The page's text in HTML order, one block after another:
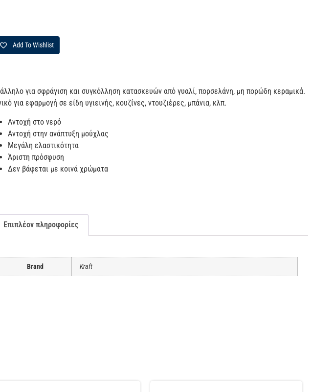
Add To Wishlist
για σφράγιση και συγκόλληση κατασκευών από γυαλί, πορσελάνη, μη πορώδη κεραμικά.
για εφαρμογή σε είδη υγιεινής, κουζίνες, ντουζιέρες, μπάνια, κλπ.
Αντοχή στο νερό
Αντοχή στην ανάπτυξη μούχλας
Μεγάλη ελαστικότητα
Άριστη πρόσφυση
Δεν βάφεται με κοινά χρώματα
Επιπλέον πληροφορίες
Brand Kraft